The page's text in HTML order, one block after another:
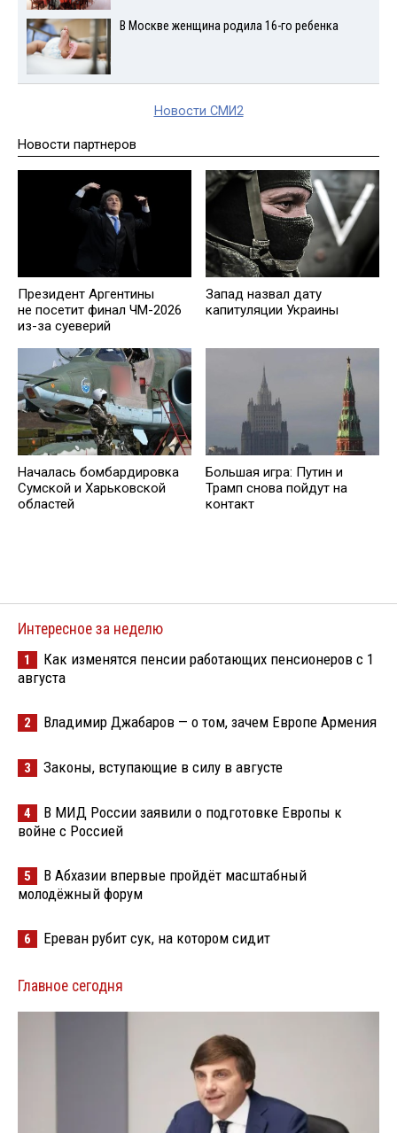
В Москве женщина родила 16-го ребенка
Новости СМИ2
Новости партнеров
Президент Аргентины
не посетит финал ЧМ-2026
из-за суеверий
Запад назвал дату
капитуляции Украины
Началась бомбардировка
Сумской и Харьковской
областей
Большая игра: Путин и
Трамп снова пойдут на
контакт
Интересное за неделю
1
Как изменятся пенсии работающих пенсионеров с 1
августа
2 Владимир Джабаров — о том, зачем Европе Армения
3 Законы, вступающие в силу в августе
4
В МИД России заявили о подготовке Европы к
войне с Россией
5
В Абхазии впервые пройдёт масштабный
молодёжный форум
6 Ереван рубит сук, на котором сидит
Главное сегодня